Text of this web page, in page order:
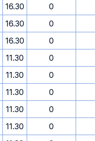
16.30 0
16.30 0
16.30 0
11.30 0
11.30 0
11.30 0
11.30 0
11.30 0